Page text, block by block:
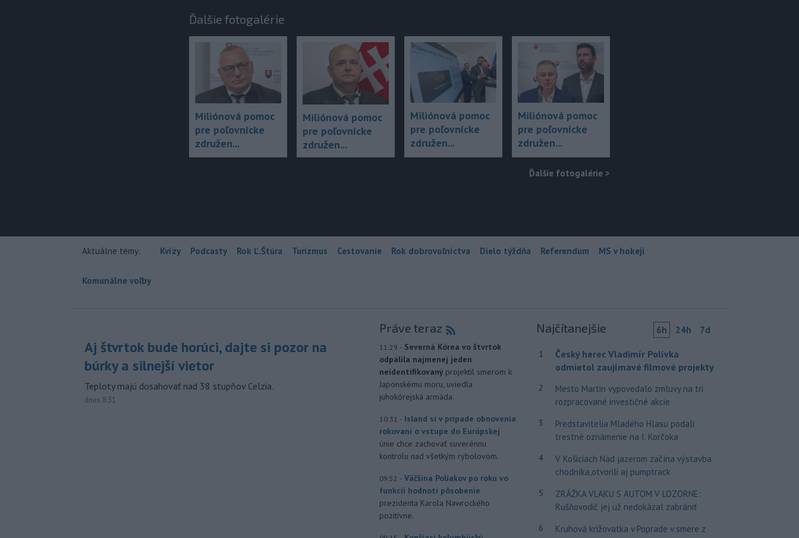
Ďalšie fotogalérie
Miliónová pomoc
pre poľovnícke
združen...
Miliónová pomoc
pre poľovnícke
združen...
Miliónová pomoc
pre poľovnícke
združen...
Miliónová pomoc
pre poľovnícke
združen...
Ďalšie fotogalérie>
Aktuálne témy: Kvízy Podcasty Rok Ľ.Štúra Turizmus Cestovanie Rok dobrovoľníctva Dielo týždňa Referendum MS v hokeji
Komunálne voľby
Aj štvrtok bude horúci, dajte si pozor na
búrky a silnejší vietor
Teploty majú dosahovať nad 38 stupňov Celzia.
dnes 8:31
Práve teraz
11:29 - Severná Kórea vo štvrtok
odpálila najmenej jeden
neidentifikovaný projektil smerom k
Japonskému moru, uviedla
juhokórejská armáda.
10:31 - Island si v prípade obnovenia
rokovaní o vstupe do Európskej
únie chce zachovať suverénnu
kontrolu nad všetkým rybolovom.
09:52 - Väčšina Poliakov po roku vo
funkcii hodnotí pôsobenie
prezidenta Karola Nawrockého
pozitívne.
Najčítanejšie 6h 24h 7d
1
Český herec Vladimír Polívka
odmietol zaujímavé filmové projekty
2
Mesto Martin vypovedalo zmluvy na tri
rozpracované investičné akcie
3
Predstavitelia Mladého Hlasu podali
trestné oznámenie na I. Korčoka
4
V Košiciach Nad jazerom začína výstavba
chodníka,otvorili aj pumptrack
5
ZRÁŽKA VLAKU S AUTOM V LOZORNE:
Rušňovodič jej už nedokázal zabrániť
6
Kruhová križovatka v Poprade v smere z